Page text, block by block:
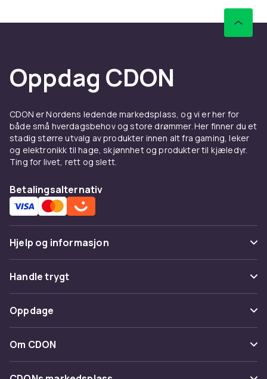
Oppdag CDON
CDON er Nordens ledende markedsplass, og vi er her for
både små hverdagsbehov og store drømmer. Her finner du et
stadig større utvalg av produkter innen alt fra gaming, leker
og elektronikk til hage, skjønnhet og produkter til kjæledyr.
Ting for livet, rett og slett.
Betalingsalternativ
Hjelp og informasjon
Vanlige spørsmål
Spor pakke
Angre & returner her
Kontakt oss
Handle trygt
Betaling
Levering
Oppdage
Kategorier
Varemerker
Om CDON
Om oss